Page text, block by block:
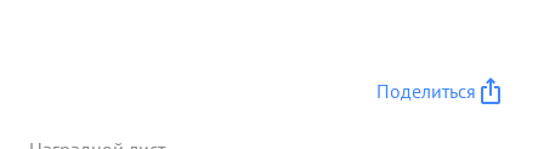
Поделиться